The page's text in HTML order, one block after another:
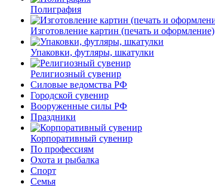
Полиграфия
Изготовление картин (печать и оформление)
Упаковки, футляры, шкатулки
Религиозный сувенир
Силовые ведомства РФ
Городской сувенир
Вооруженные силы РФ
Праздники
Корпоративный сувенир
По профессиям
Охота и рыбалка
Спорт
Семья